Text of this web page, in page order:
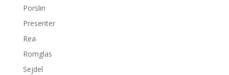
Porslin
Presenter
Rea
Romglas
Sejdel